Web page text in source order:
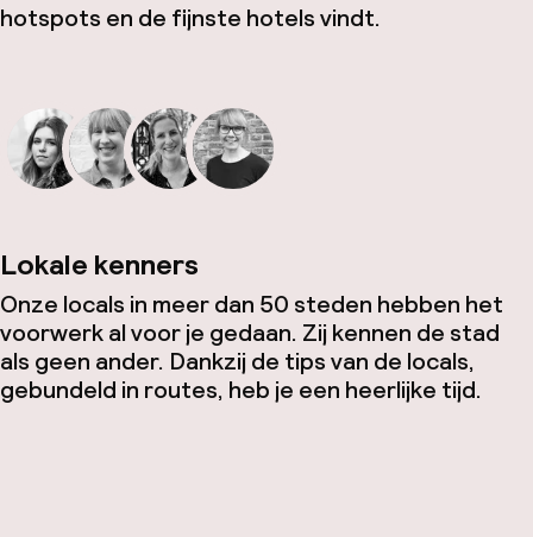
hotspots en de fijnste hotels vindt.
Lokale kenners
Onze locals in meer dan 50 steden hebben het
voorwerk al voor je gedaan. Zij kennen de stad
als geen ander. Dankzij de tips van de locals,
gebundeld in routes, heb je een heerlijke tijd.